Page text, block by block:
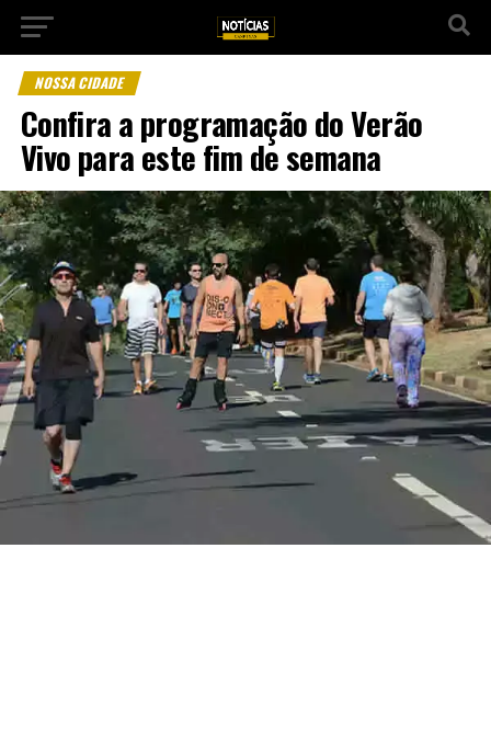
NOSSA CIDADE
Confira a programação do Verão
Vivo para este fim de semana